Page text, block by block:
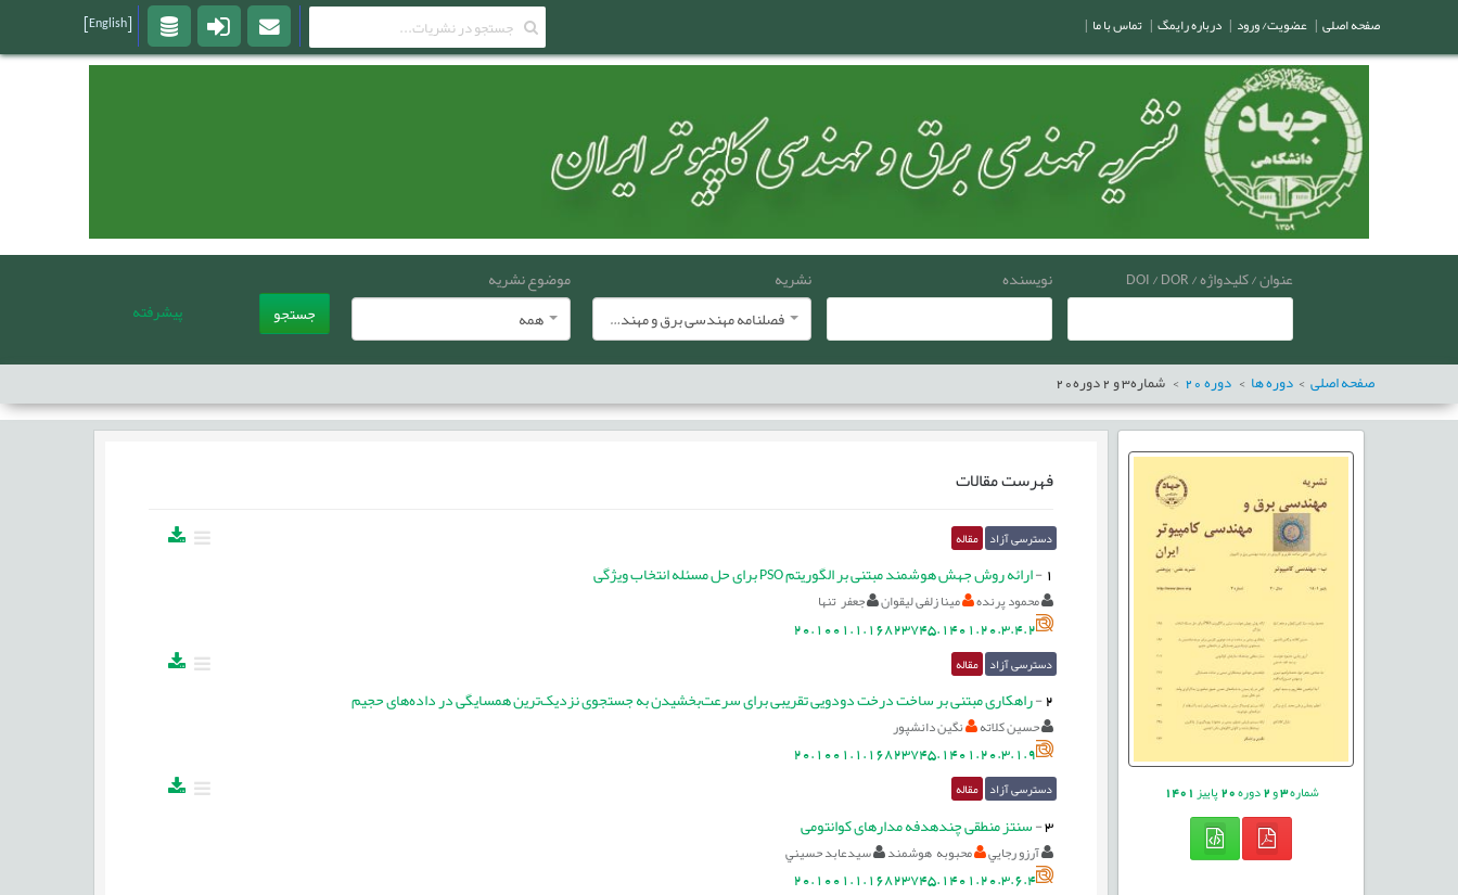
عنوان / کلیدواژه / DOI / DOR نویسنده
نشریه
فصلنامه مهندسی برق و مهندسی کامپيوتر ايران
موضوع نشریه
همه
جستجو پیشرفته
صفحه اصلی دوره ها دوره شماره3و2دوره20
شماره3و2دوره20پاییز1401
فهرست مقالات
دسترسی آزاد مقاله
1
-ارائه روش جهش هوشمند مبتنی بر الگوریتم PSO برای حل مسئله انتخاب ویژگی
محمود پرنده مینا زلفی لیقوان جعفر تنها
20.1001.1.16823745.1401.20.3.4.2
دسترسی آزاد مقاله
2
-راهکاری مبتنی بر ساخت درخت دودویی تقریبی برای سرعت‌بخشیدن به جستجوی نزدیک‌ترین همسایگی در داده‌های حجیم
حسین کلاته نگین دانشپور
20.1001.1.16823745.1401.20.3.1.9
دسترسی آزاد مقاله
3
-سنتز منطقی چندهدفه مدارهای کوانتومی
آرزو رجايي محبوبه هوشمند سيدعابد حسيني
20.1001.1.16823745.1401.20.3.6.4
صفحه اصلی | عضویت/ ورود | درباره رایمگ | تماس با ما |
[English]